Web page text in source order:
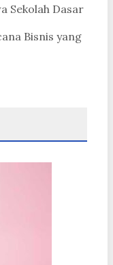
Sekolah Dasar
Bisnis yang